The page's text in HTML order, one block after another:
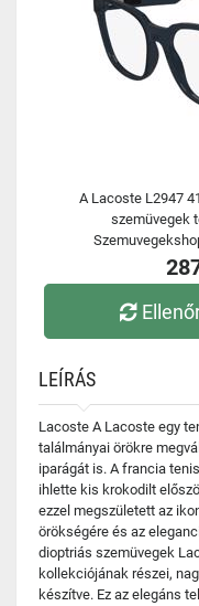
A Lacoste L2947
szemüvegek
LEÍRÁS
Lacoste A Lacoste egy
találmányai örökre
iparágát is. A francia
ihlette kis krokodilt
ezzel megszületett az
örökségére és az
dioptriás szemüvegek
kollekciójának részei,
készítve. Ez az elegáns